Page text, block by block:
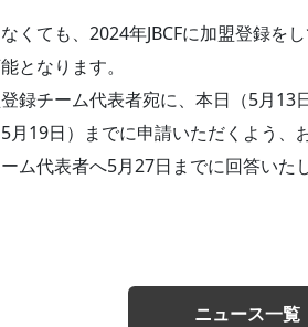
くても、2024年JBCFに加盟登録を
となります。
録チーム代表者宛に、本日（5月13
19日）までに申請いただくよう、
ム代表者へ5月27日までに回答いたし
ニュース一覧